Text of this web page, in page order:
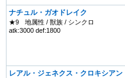
ナチュル・ガオドレイク
★9
地属性 / 獣族 / シンクロ
atk:3000 def:1800
レアル・ジェネクス・クロキシアン